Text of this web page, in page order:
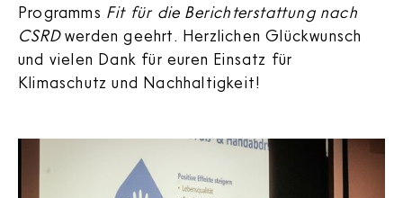
Programms Fit für die Berichterstattung nach
CSRDwerden geehrt. Herzlichen Glückwunsch
und vielen Dank für euren Einsatz für
Klimaschutz und Nachhaltigkeit!